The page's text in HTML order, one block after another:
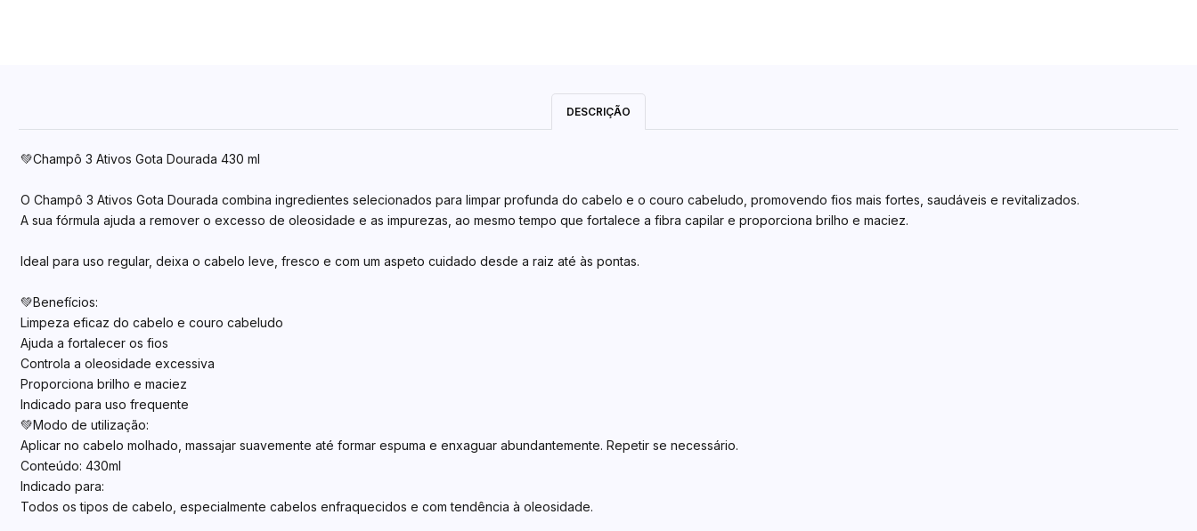
DESCRIÇÃO
💚Champô 3 Ativos Gota Dourada 430 ml
O Champô 3 Ativos Gota Dourada combina ingredientes selecionados para limpar profunda do cabelo e o couro cabeludo, promovendo fios mais fortes, saudáveis e revitalizados.
A sua fórmula ajuda a remover o excesso de oleosidade e as impurezas, ao mesmo tempo que fortalece a fibra capilar e proporciona brilho e maciez.
Ideal para uso regular, deixa o cabelo leve, fresco e com um aspeto cuidado desde a raiz até às pontas.
💚Benefícios:
Limpeza eficaz do cabelo e couro cabeludo
Ajuda a fortalecer os fios
Controla a oleosidade excessiva
Proporciona brilho e maciez
Indicado para uso frequente
💚Modo de utilização:
Aplicar no cabelo molhado, massajar suavemente até formar espuma e enxaguar abundantemente. Repetir se necessário.
Conteúdo: 430ml
Indicado para:
Todos os tipos de cabelo, especialmente cabelos enfraquecidos e com tendência à oleosidade.